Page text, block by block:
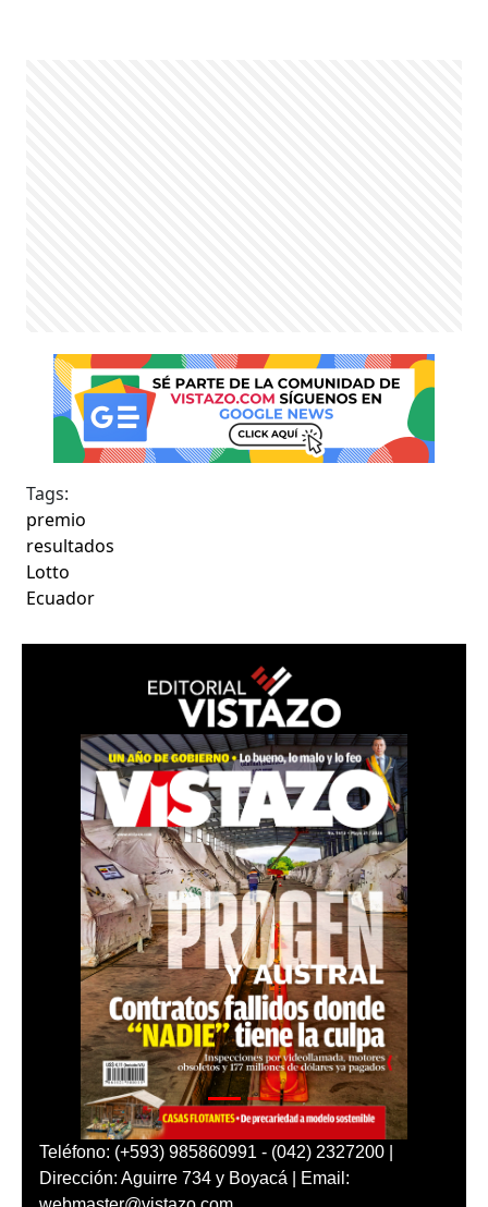
Tags:
premio
resultados
Lotto
Ecuador
Teléfono: (+593) 985860991 - (042) 2327200 |
Dirección: Aguirre 734 y Boyacá | Email: